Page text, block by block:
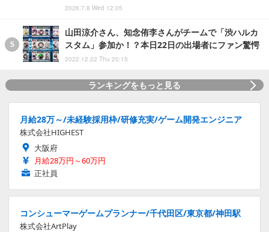
2026.7.8 Wed 12:05
山田涼介さん、知念侑李さんがチームで「渋ハルカ
スタム」参加か！？本日22日の出場者にファン驚愕
2022.12.22 Thu 20:15
ランキングをもっと見る
月給28万～/未経験採用枠/研修充実/ゲーム開発エンジニア
株式会社HIGHEST
大阪府
月給28万円～60万円
正社員
コンシューマーゲームプランナー/千代田区/東京都/神田駅
株式会社ArtPlay